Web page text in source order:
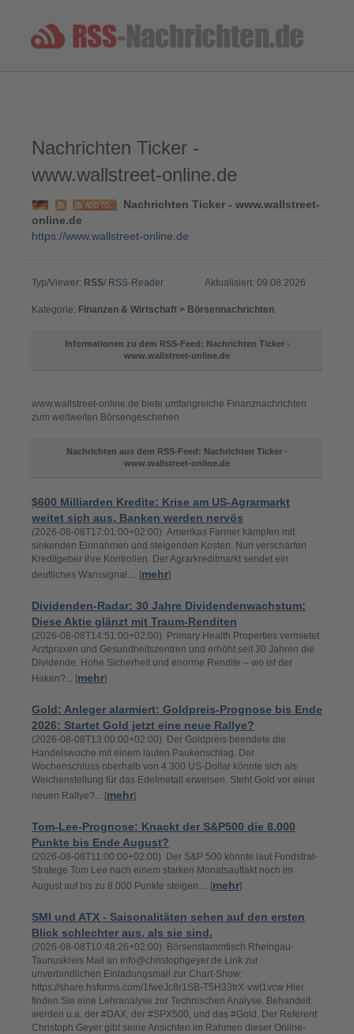
Nachrichten Ticker -
www.wallstreet-online.de
Nachrichten Ticker - www.wallstreet-
online.de
https://www.wallstreet-online.de
Typ/Viewer: RSS/ RSS-Reader Aktualisiert: 09.08.2026
Kategorie: Finanzen & Wirtschaft > Börsennachrichten
Informationen zu dem RSS-Feed: Nachrichten Ticker -
www.wallstreet-online.de
www.wallstreet-online.de biete umfangreiche Finanznachrichten
zum weltweiten Börsengeschehen
Nachrichten aus dem RSS-Feed: Nachrichten Ticker -
www.wallstreet-online.de
$600 Milliarden Kredite: Krise am US-Agrarmarkt
weitet sich aus, Banken werden nervös
(2026-08-08T17:01:00+02:00) Amerikas Farmer kämpfen mit
sinkenden Einnahmen und steigenden Kosten. Nun verschärfen
Kreditgeber ihre Kontrollen. Der Agrarkreditmarkt sendet ein
deutliches Warnsignal.... [mehr]
Dividenden-Radar: 30 Jahre Dividendenwachstum:
Diese Aktie glänzt mit Traum-Renditen
(2026-08-08T14:51:00+02:00) Primary Health Properties vermietet
Arztpraxen und Gesundheitszentren und erhöht seit 30 Jahren die
Dividende. Hohe Sicherheit und enorme Rendite – wo ist der
Haken?... [mehr]
Gold: Anleger alarmiert: Goldpreis-Prognose bis Ende
2026: Startet Gold jetzt eine neue Rallye?
(2026-08-08T13:00:00+02:00) Der Goldpreis beendete die
Handelswoche mit einem lauten Paukenschlag. Der
Wochenschluss oberhalb von 4.300 US-Dollar könnte sich als
Weichenstellung für das Edelmetall erweisen. Steht Gold vor einer
neuen Rallye?... [mehr]
Tom-Lee-Prognose: Knackt der S&P500 die 8.000
Punkte bis Ende August?
(2026-08-08T11:00:00+02:00) Der S&P 500 könnte laut Fundstrat-
Stratege Tom Lee nach einem starken Monatsauftakt noch im
August auf bis zu 8.000 Punkte steigen.... [mehr]
SMI und ATX - Saisonalitäten sehen auf den ersten
Blick schlechter aus, als sie sind.
(2026-08-08T10:48:26+02:00) Börsenstammtisch Rheingau-
Taunuskreis Mail an info@christophgeyer.de Link zur
unverbindlichen Einladungsmail zur Chart-Show:
https://share.hsforms.com/1fweJc8r1SB-T5H33trX-vwt1vcw Hier
finden Sie eine Lehranalyse zur Technischen Analyse. Behandelt
werden u.a. der #DAX, der #SPX500, und das #Gold. Der Referent
Christoph Geyer gibt seine Ansichten im Rahmen dieser Online-